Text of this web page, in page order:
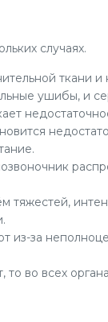
случаях.
ткани и
ушибы, и
тяжестей,
за
во всех